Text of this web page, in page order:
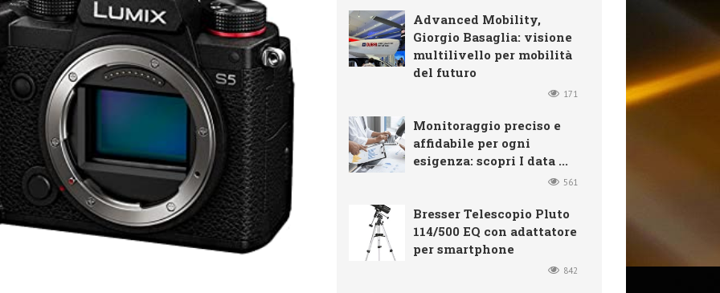
Advanced Mobility,
Giorgio Basaglia: visione
multilivello per mobilità
del futuro
171
Monitoraggio preciso e
affidabile per ogni
esigenza: scopri I data ...
561
Bresser Telescopio Pluto
114/500 EQ con adattatore
per smartphone
842